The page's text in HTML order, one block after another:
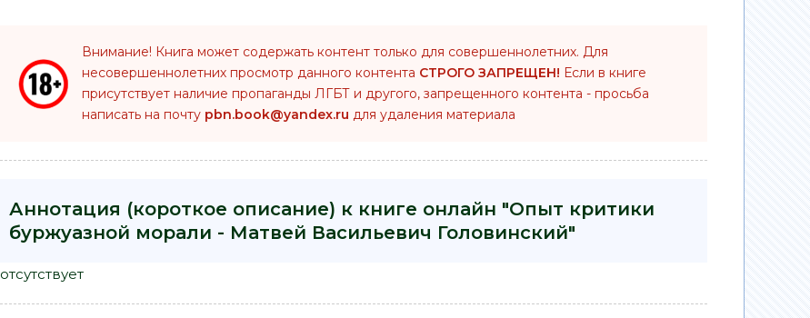
Внимание! Книга может содержать контент только для совершеннолетних. Для
несовершеннолетних просмотр данного контента СТРОГО ЗАПРЕЩЕН! Если в книге
присутствует наличие пропаганды ЛГБТ и другого, запрещенного контента - просьба
написать на почту pbn.book@yandex.ru для удаления материала
Аннотация (короткое описание) к книге онлайн "Опыт критики
буржуазной морали - Матвей Васильевич Головинский"
отсутствует